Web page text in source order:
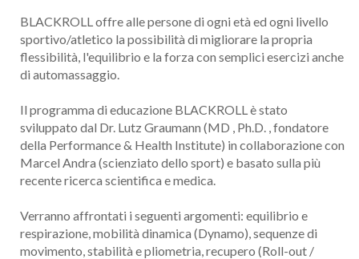
BLACKROLL offre alle persone di ogni età ed ogni livello
sportivo/atletico la possibilità di migliorare la propria
flessibilità, l'equilibrio e la forza con semplici esercizi anche
di automassaggio.
Il programma di educazione BLACKROLL è stato
sviluppato dal Dr. Lutz Graumann (MD , Ph.D. , fondatore
della Performance & Health Institute) in collaborazione con
Marcel Andra (scienziato dello sport) e basato sulla più
recente ricerca scientifica e medica.
Verranno affrontati i seguenti argomenti: equilibrio e
respirazione, mobilità dinamica (Dynamo), sequenze di
movimento, stabilità e pliometria, recupero (Roll-out /